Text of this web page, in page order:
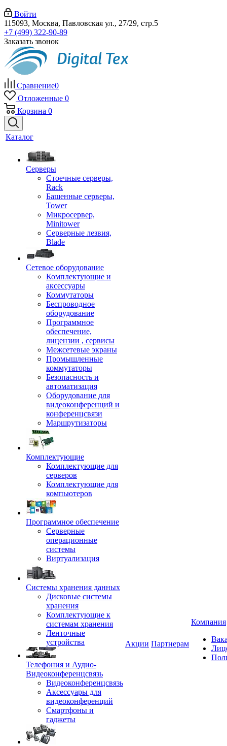
Войти
115093, Москва, Павловская ул., 27/29, стр.5
+7 (499) 322-90-89
Заказать звонок
Сравнение0
Отложенные 0
Корзина 0
Каталог
Серверы
Стоечные серверы,
Rack
Башенные серверы,
Tower
Микросервер,
Minitower
Серверные лезвия,
Blade
Сетевое оборудование
Комплектующие и
аксессуары
Коммутаторы
Беспроводное
оборудование
Программное
обеспечение,
лицензии , сервисы
Межсетевые экраны
Промышленные
коммутаторы
Безопасность и
автоматизация
Оборудование для
видеоконференций и
конференцсвязи
Маршрутизаторы
Комплектующие
Комплектующие для
серверов
Комплектующие для
компьютеров
Программное обеспечение
Серверные
операционные
системы
Виртуализация
Системы хранения данных
Дисковые системы
хранения
Комплектующие к
системам хранения
Ленточные
устройства
Телефония и Аудио-
Видеоконференцсвязь
Видеоконференцсвязь
Аксессуары для
видеоконференций
Смартфоны и
гаджеты
Акции Партнерам
Компания